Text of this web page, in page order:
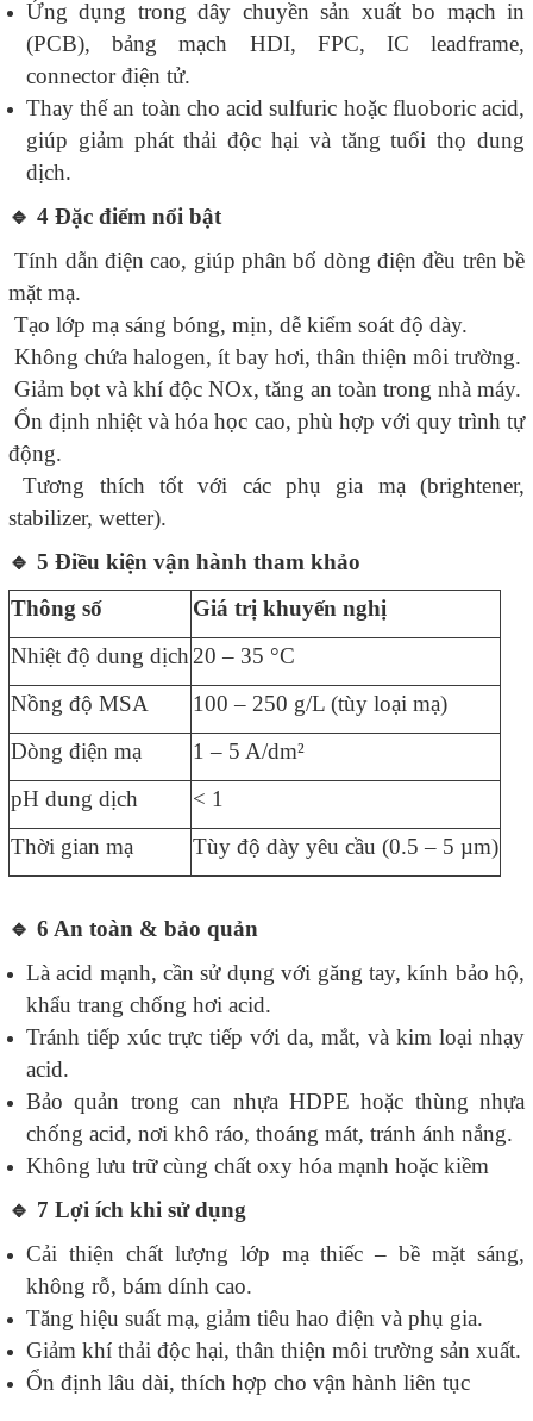
Ứng dụng trong dây chuyền sản xuất bo mạch in
(PCB), bảng mạch HDI, FPC, IC leadframe,
connector điện tử.
Thay thế an toàn cho acid sulfuric hoặc fluoboric acid,
giúp giảm phát thải độc hại và tăng tuổi thọ dung
dịch.
🔹 4️ Đặc điểm nổi bật
Tính dẫn điện cao, giúp phân bố dòng điện đều trên bề
mặt mạ.
Tạo lớp mạ sáng bóng, mịn, dễ kiểm soát độ dày.
Không chứa halogen, ít bay hơi, thân thiện môi trường.
Giảm bọt và khí độc NOx, tăng an toàn trong nhà máy.
Ổn định nhiệt và hóa học cao, phù hợp với quy trình tự
động.
Tương thích tốt với các phụ gia mạ (brightener,
stabilizer, wetter).
🔹 5️ Điều kiện vận hành tham khảo
Thông số
Giá trị khuyến nghị
Nhiệt độ dung dịch 20 – 35 °C
Nồng độ MSA
100 – 250 g/L (tùy loại mạ)
Dòng điện mạ
1 – 5 A/dm²
pH dung dịch
< 1
Thời gian mạ
Tùy độ dày yêu cầu (0.5 – 5 µm)
🔹 6️ An toàn & bảo quản
Là acid mạnh, cần sử dụng với găng tay, kính bảo hộ,
khẩu trang chống hơi acid.
Tránh tiếp xúc trực tiếp với da, mắt, và kim loại nhạy
acid.
Bảo quản trong can nhựa HDPE hoặc thùng nhựa
chống acid, nơi khô ráo, thoáng mát, tránh ánh nắng.
Không lưu trữ cùng chất oxy hóa mạnh hoặc kiềm
🔹 7️ Lợi ích khi sử dụng
Cải thiện chất lượng lớp mạ thiếc – bề mặt sáng,
không rỗ, bám dính cao.
Tăng hiệu suất mạ, giảm tiêu hao điện và phụ gia.
Giảm khí thải độc hại, thân thiện môi trường sản xuất.
Ổn định lâu dài, thích hợp cho vận hành liên tục